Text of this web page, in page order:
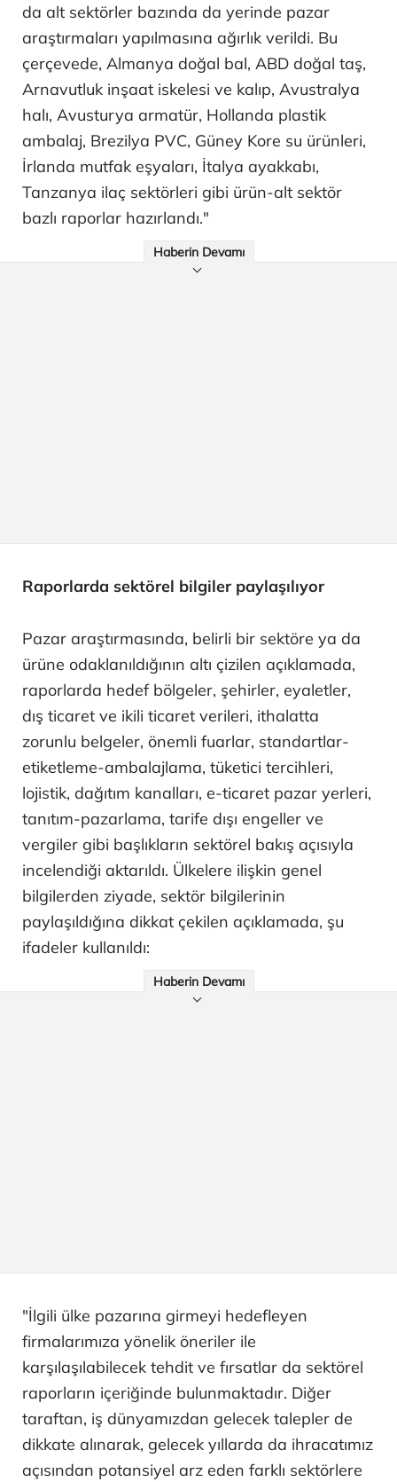
da alt sektörler bazında da yerinde pazar
araştırmaları yapılmasına ağırlık verildi. Bu
çerçevede, Almanya doğal bal, ABD doğal taş,
Arnavutluk inşaat iskelesi ve kalıp, Avustralya
halı, Avusturya armatür, Hollanda plastik
ambalaj, Brezilya PVC, Güney Kore su ürünleri,
İrlanda mutfak eşyaları, İtalya ayakkabı,
Tanzanya ilaç sektörleri gibi ürün-alt sektör
bazlı raporlar hazırlandı."
Haberin Devamı
Raporlarda sektörel bilgiler paylaşılıyor
Pazar araştırmasında, belirli bir sektöre ya da
ürüne odaklanıldığının altı çizilen açıklamada,
raporlarda hedef bölgeler, şehirler, eyaletler,
dış ticaret ve ikili ticaret verileri, ithalatta
zorunlu belgeler, önemli fuarlar, standartlar-
etiketleme-ambalajlama, tüketici tercihleri,
lojistik, dağıtım kanalları, e-ticaret pazar yerleri,
tanıtım-pazarlama, tarife dışı engeller ve
vergiler gibi başlıkların sektörel bakış açısıyla
incelendiği aktarıldı. Ülkelere ilişkin genel
bilgilerden ziyade, sektör bilgilerinin
paylaşıldığına dikkat çekilen açıklamada, şu
ifadeler kullanıldı:
Haberin Devamı
"İlgili ülke pazarına girmeyi hedefleyen
firmalarımıza yönelik öneriler ile
karşılaşılabilecek tehdit ve fırsatlar da sektörel
raporların içeriğinde bulunmaktadır. Diğer
taraftan, iş dünyamızdan gelecek talepler de
dikkate alınarak, gelecek yıllarda da ihracatımız
açısından potansiyel arz eden farklı sektörlere